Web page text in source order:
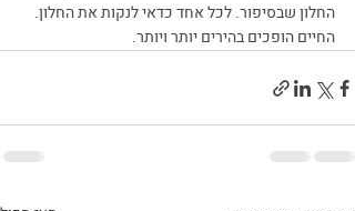
החלון שבסיפור. לכל אחד כדאי לנקות את החלון.
החיים הופכים בהירים יותר ויותר.